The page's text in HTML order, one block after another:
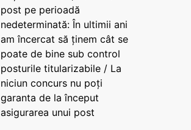
post pe perioadă
nedeterminată: În ultimii ani
am încercat să ținem cât se
poate de bine sub control
posturile titularizabile / La
niciun concurs nu poți
garanta de la început
asigurarea unui post